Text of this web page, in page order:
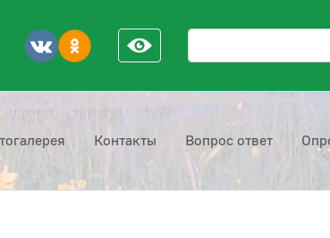
Поисковый запрос
Контакты Вопрос ответ